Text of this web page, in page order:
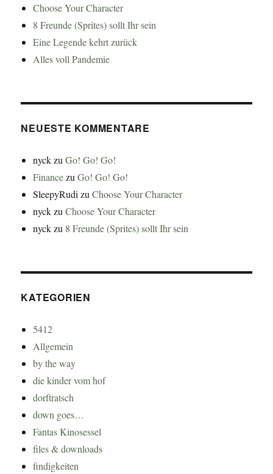
Choose Your Character
8 Freunde (Sprites) sollt Ihr sein
Eine Legende kehrt zurück
Alles voll Pandemie
NEUESTE KOMMENTARE
nyckzuGo! Go! Go!
FinancezuGo! Go! Go!
SleepyRudi zuChoose Your Character
nyckzuChoose Your Character
nyckzu 8 Freunde (Sprites) sollt Ihr sein
KATEGORIEN
5412
Allgemein
by the way
die kinder vom hof
dorftratsch
down goes…
Fantas Kinosessel
files & downloads
findigkeiten